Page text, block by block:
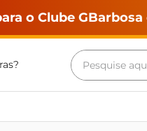
o Clube
Pesquise
Termos